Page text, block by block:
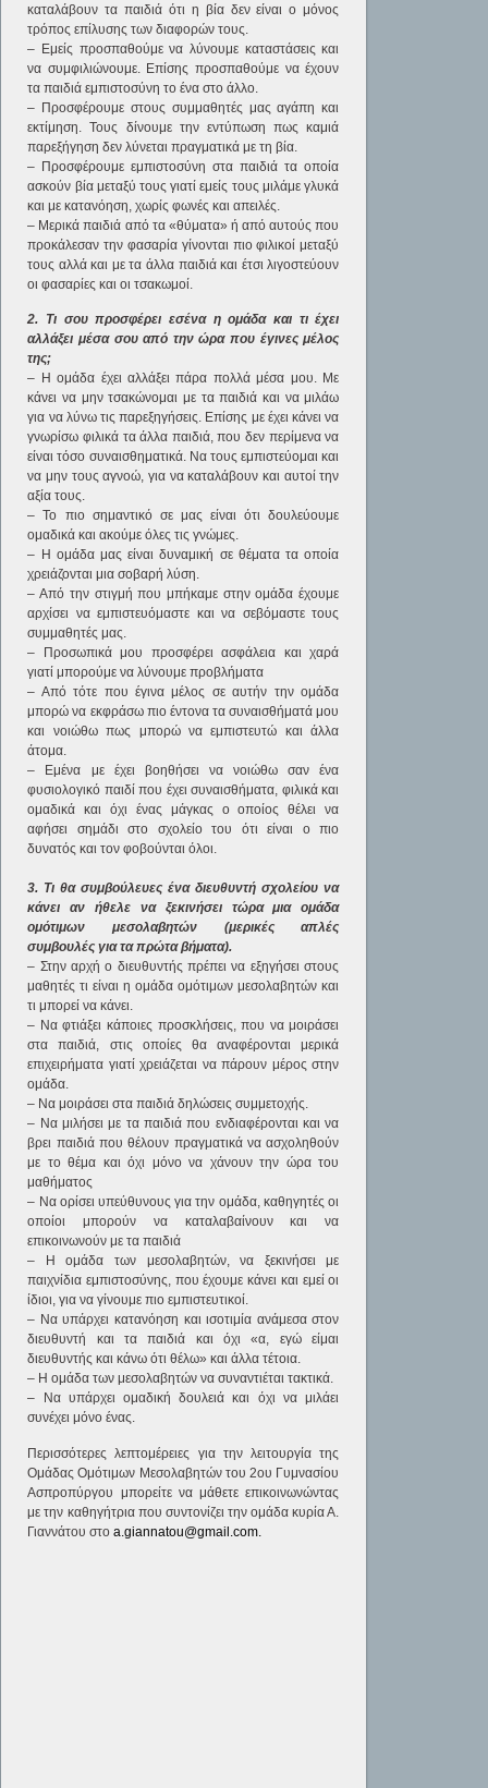
καταλάβουν τα παιδιά ότι η βία δεν είναι ο μόνος
τρόπος επίλυσης των διαφορών τους.
– Εμείς προσπαθούμε να λύνουμε καταστάσεις και
να συμφιλιώνουμε. Επίσης προσπαθούμε να έχουν
τα παιδιά εμπιστοσύνη το ένα στο άλλο.
– Προσφέρουμε στους συμμαθητές μας αγάπη και
εκτίμηση. Τους δίνουμε την εντύπωση πως καμιά
παρεξήγηση δεν λύνεται πραγματικά με τη βία.
– Προσφέρουμε εμπιστοσύνη στα παιδιά τα οποία
ασκούν βία μεταξύ τους γιατί εμείς τους μιλάμε γλυκά
και με κατανόηση, χωρίς φωνές και απειλές.
– Μερικά παιδιά από τα «θύματα» ή από αυτούς που
προκάλεσαν την φασαρία γίνονται πιο φιλικοί μεταξύ
τους αλλά και με τα άλλα παιδιά και έτσι λιγοστεύουν
οι φασαρίες και οι τσακωμοί.
2. Τι σου προσφέρει εσένα η ομάδα και τι έχει
αλλάξει μέσα σου από την ώρα που έγινες μέλος
της;
– Η ομάδα έχει αλλάξει πάρα πολλά μέσα μου. Με
κάνει να μην τσακώνομαι με τα παιδιά και να μιλάω
για να λύνω τις παρεξηγήσεις. Επίσης με έχει κάνει να
γνωρίσω φιλικά τα άλλα παιδιά, που δεν περίμενα να
είναι τόσο συναισθηματικά. Να τους εμπιστεύομαι και
να μην τους αγνοώ, για να καταλάβουν και αυτοί την
αξία τους.
– Το πιο σημαντικό σε μας είναι ότι δουλεύουμε
ομαδικά και ακούμε όλες τις γνώμες.
– Η ομάδα μας είναι δυναμική σε θέματα τα οποία
χρειάζονται μια σοβαρή λύση.
– Από την στιγμή που μπήκαμε στην ομάδα έχουμε
αρχίσει να εμπιστευόμαστε και να σεβόμαστε τους
συμμαθητές μας.
– Προσωπικά μου προσφέρει ασφάλεια και χαρά
γιατί μπορούμε να λύνουμε προβλήματα
– Από τότε που έγινα μέλος σε αυτήν την ομάδα
μπορώ να εκφράσω πιο έντονα τα συναισθήματά μου
και νοιώθω πως μπορώ να εμπιστευτώ και άλλα
άτομα.
– Εμένα με έχει βοηθήσει να νοιώθω σαν ένα
φυσιολογικό παιδί που έχει συναισθήματα, φιλικά και
ομαδικά και όχι ένας μάγκας ο οποίος θέλει να
αφήσει σημάδι στο σχολείο του ότι είναι ο πιο
δυνατός και τον φοβούνται όλοι.
3. Τι θα συμβούλευες ένα διευθυντή σχολείου να
κάνει αν ήθελε να ξεκινήσει τώρα μια ομάδα
ομότιμων μεσολαβητών (μερικές απλές
συμβουλές για τα πρώτα βήματα).
– Στην αρχή ο διευθυντής πρέπει να εξηγήσει στους
μαθητές τι είναι η ομάδα ομότιμων μεσολαβητών και
τι μπορεί να κάνει.
– Να φτιάξει κάποιες προσκλήσεις, που να μοιράσει
στα παιδιά, στις οποίες θα αναφέρονται μερικά
επιχειρήματα γιατί χρειάζεται να πάρουν μέρος στην
ομάδα.
– Να μοιράσει στα παιδιά δηλώσεις συμμετοχής.
– Να μιλήσει με τα παιδιά που ενδιαφέρονται και να
βρει παιδιά που θέλουν πραγματικά να ασχοληθούν
με το θέμα και όχι μόνο να χάνουν την ώρα του
μαθήματος
– Να ορίσει υπεύθυνους για την ομάδα, καθηγητές οι
οποίοι μπορούν να καταλαβαίνουν και να
επικοινωνούν με τα παιδιά
– Η ομάδα των μεσολαβητών, να ξεκινήσει με
παιχνίδια εμπιστοσύνης, που έχουμε κάνει και εμεί οι
ίδιοι, για να γίνουμε πιο εμπιστευτικοί.
– Να υπάρχει κατανόηση και ισοτιμία ανάμεσα στον
διευθυντή και τα παιδιά και όχι «α, εγώ είμαι
διευθυντής και κάνω ότι θέλω» και άλλα τέτοια.
– H ομάδα των μεσολαβητών να συναντιέται τακτικά.
– Να υπάρχει ομαδική δουλειά και όχι να μιλάει
συνέχει μόνο ένας.
Περισσότερες λεπτομέρειες για την λειτουργία της
Ομάδας Ομότιμων Μεσολαβητών του 2ου Γυμνασίου
Ασπροπύργου μπορείτε να μάθετε επικοινωνώντας
με την καθηγήτρια που συντονίζει την ομάδα κυρία Α.
Γιαννάτου στοa.giannatou@gmail.com.